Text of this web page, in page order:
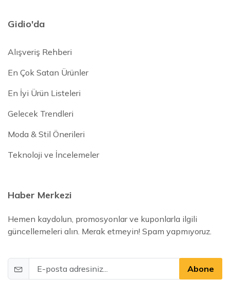
Gidio'da
Alışveriş Rehberi
En Çok Satan Ürünler
En İyi Ürün Listeleri
Gelecek Trendleri
Moda & Stil Önerileri
Teknoloji ve İncelemeler
Haber Merkezi
Hemen kaydolun, promosyonlar ve kuponlarla ilgili
güncellemeleri alın. Merak etmeyin! Spam yapmıyoruz.
Abone